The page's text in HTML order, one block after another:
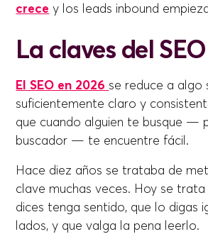
crece y los leads inbound
La claves del
El SEO en 2026se reduce a algo
suficientemente claro y
que cuando alguien te busque —
buscador — te encuentre fácil.
Hace diez años se trataba de
clave muchas veces. Hoy se
dices tenga sentido, que lo digas
lados, y que valga la pena leerlo.